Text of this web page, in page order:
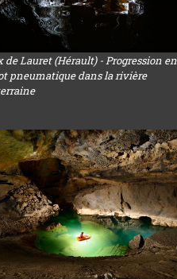
de Lauret (Hérault) - Progression en
pneumatique dans la rivière